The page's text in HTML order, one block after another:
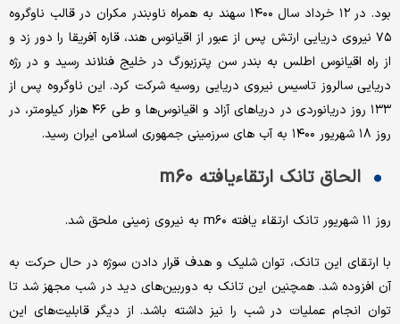
بود. در ۱۲ خرداد سال ۱۴۰۰ سهند به همراه ناوبندر مکران در قالب ناوگروه
۷۵ نیروی دریایی ارتش پس از عبور از اقیانوس هند، قاره آفریقا را دور زد و
از راه اقیانوس اطلس به بندر سن پترزبورگ در خلیج فنلاند رسید و در رژه
دریایی سالروز تاسیس نیروی دریایی روسیه شرکت کرد. این ناوگروه پس از
۱۳۳ روز دریانوردی در دریاهای آزاد و اقیانوس‌ها و طی ۴۶ هزار کیلومتر، در
روز ۱۸ شهریور ۱۴۰۰ به آب های سرزمینی جمهوری اسلامی ایران رسید.
الحاق تانک ارتقاءیافته m۶۰
روز ۱۱ شهریور تانک ارتقاء یافته m۶۰ به نیروی زمینی ملحق شد.
با ارتقای این تانک، توان شلیک و هدف قرار دادن سوژه در حال حرکت به
آن افزوده شد. همچنین این تانک به دوربین‌های دید در شب مجهز شد تا
توان انجام عملیات در شب را نیز داشته باشد. از دیگر قابلیت‌های این